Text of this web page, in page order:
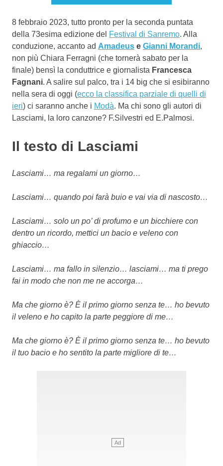
8 febbraio 2023, tutto pronto per la seconda puntata
della 73esima edizione del Festival di Sanremo. Alla
conduzione, accanto ad Amadeus e Gianni Morandi,
non più Chiara Ferragni (che tornerà sabato per la
finale) bensì la conduttrice e giornalista Francesca
Fagnani. A salire sul palco, tra i 14 big che si esibiranno
nella sera di oggi (ecco la classifica parziale di quelli di
ieri) ci saranno anche i Modà. Ma chi sono gli autori di
Lasciami, la loro canzone? F.Silvestri ed E.Palmosi.
Il testo di Lasciami
Lasciami… ma regalami un giorno…
Lasciami… quando poi farà buio e vai via di nascosto…
Lasciami… solo un po’ di profumo e un bicchiere con
dentro un ricordo, mettici un bacio e veleno con
ghiaccio…
Lasciami… ma fallo in silenzio… lasciami… ma ti prego
fai in modo che non me ne accorga…
Ma che giorno è? È il primo giorno senza te… ho bevuto
il veleno e ho capito la parte peggiore di me…
Ma che giorno è? È il primo giorno senza te… ho bevuto
il tuo bacio e ho sentito la parte migliore di te…